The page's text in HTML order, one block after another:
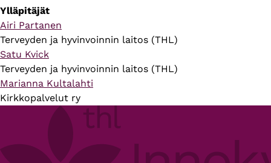
Ylläpitäjät
Airi Partanen
Terveyden ja hyvinvoinnin laitos (THL)
Satu Kvick
Terveyden ja hyvinvoinnin laitos (THL)
Marianna Kultalahti
Kirkkopalvelut ry